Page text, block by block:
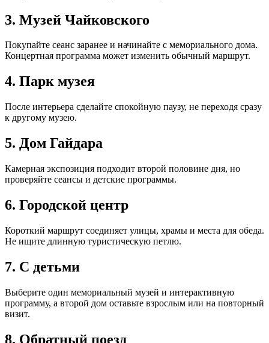
3. Музей Чайковского
Покупайте сеанс заранее и начинайте с мемориального дома.
Концертная программа может изменить обычный маршрут.
4. Парк музея
После интерьера сделайте спокойную паузу, не переходя сразу
к другому музею.
5. Дом Гайдара
Камерная экспозиция подходит второй половине дня, но
проверяйте сеансы и детские программы.
6. Городской центр
Короткий маршрут соединяет улицы, храмы и места для обеда.
Не ищите длинную туристическую петлю.
7. С детьми
Выберите один мемориальный музей и интерактивную
программу, а второй дом оставьте взрослым или на повторный
визит.
8. Обратный поезд